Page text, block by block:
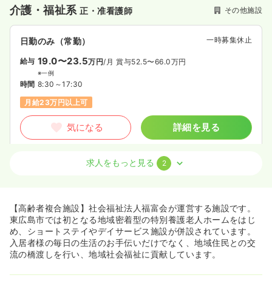
介護・福祉系正・准看護師 その他施設
日勤のみ（常勤） 一時募集休止
給与 19.0〜23.5万円/月 賞与52.5〜66.0万円
※一例
時間 8:30～17:30
月給23万円以上可
気になる 詳細を見る
正・准看護師 デイケア・デイサービス
給与 19.0〜23.5 万円/月 賞与2回
※一例
時間 8:30～17:30
月給23万円以上可
求人をもっと見る 2
【高齢者複合施設】社会福祉法人福富会が運営する施設です。
東広島市では初となる地域密着型の特別養護老人ホームをはじ
め、ショートステイやデイサービス施設が併設されています。
入居者様の毎日の生活のお手伝いだけでなく、地域住民との交
流の橋渡しを行い、地域社会福祉に貢献しています。